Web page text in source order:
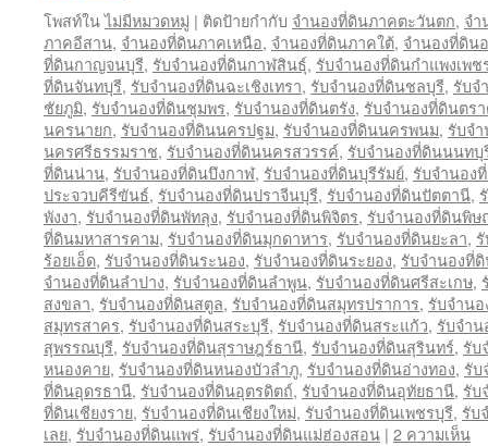
โพสท์ในไม่มีหมวดหมู่ | ติดป้ายกำกับ จำนองที่ดินภาคตะวันตก, จ
ภาคอีสาน, จำนองที่ดินภาคเหนือ, จำนองที่ดินภาคใต้, จำนองที่ดิน
ที่ดินกาญจนบุรี, รับจำนองที่ดินกาฬสินธุ์, รับจำนองที่ดินกำแพงเพช
ที่ดินจันทบุรี, รับจำนองที่ดินฉะเชิงเทรา, รับจำนองที่ดินชลบุรี, รับจ
ชัยภูมิ, รับจำนองที่ดินชุมพร, รับจำนองที่ดินตรัง, รับจำนองที่ดินตร
นครนายก, รับจำนองที่ดินนครปฐม, รับจำนองที่ดินนครพนม, รับจ
นครศรีธรรมราช, รับจำนองที่ดินนครสวรรค์, รับจำนองที่ดินนนทบุ
ที่ดินน่าน, รับจำนองที่ดินบึงกาฬ, รับจำนองที่ดินบุรีรัมย์, รับจำนอง
ประจวบคีรีขันธ์, รับจำนองที่ดินปราจีนบุรี, รับจำนองที่ดินปัตตานี,
พังงา, รับจำนองที่ดินพัทลุง, รับจำนองที่ดินพิจิตร, รับจำนองที่ดินพิ
ที่ดินมหาสารคาม, รับจำนองที่ดินมุกดาหาร, รับจำนองที่ดินยะลา,
ร้อยเอ็ด, รับจำนองที่ดินระนอง, รับจำนองที่ดินระยอง, รับจำนองที่
จำนองที่ดินลำปาง, รับจำนองที่ดินลำพูน, รับจำนองที่ดินศรีสะเกษ,
สงขลา, รับจำนองที่ดินสตูล, รับจำนองที่ดินสมุทรปราการ, รับจำน
สมุทรสาคร, รับจำนองที่ดินสระบุรี, รับจำนองที่ดินสระแก้ว, รับจำ
สุพรรณบุรี, รับจำนองที่ดินสุราษฎร์ธานี, รับจำนองที่ดินสุรินทร์, รับ
หนองคาย, รับจำนองที่ดินหนองบัวลำภู, รับจำนองที่ดินอ่างทอง, รับ
ที่ดินอุดรธานี, รับจำนองที่ดินอุตรดิตถ์, รับจำนองที่ดินอุทัยธานี, รับ
ที่ดินเชียงราย, รับจำนองที่ดินเชียงใหม่, รับจำนองที่ดินเพชรบุรี, รับ
เลย, รับจำนองที่ดินแพร่, รับจำนองที่ดินแม่ฮ่องสอน | 2 ความเห็น